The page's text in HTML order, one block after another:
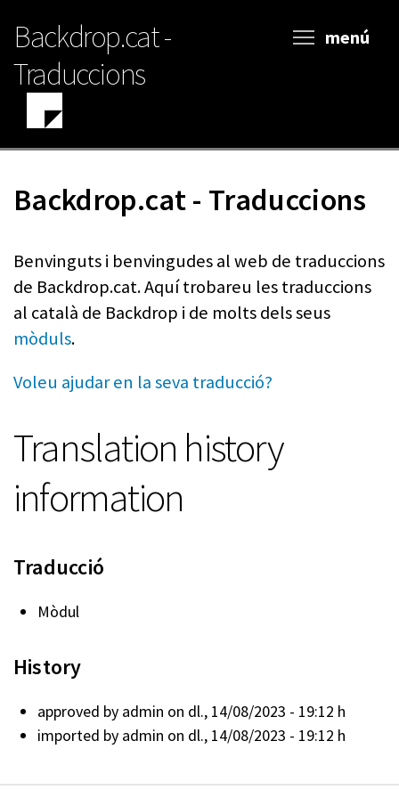
contingut
Backdrop.cat -
Traduccions
menú
Backdrop.cat - Traduccions
Benvinguts i benvingudes al web de traduccions
de Backdrop.cat. Aquí trobareu les traduccions
al català de Backdrop i de molts dels seus
mòduls.
Voleu ajudar en la seva traducció?
Translation history
information
Traducció
Mòdul
History
approved by admin on dl., 14/08/2023 - 19:12 h
imported by admin on dl., 14/08/2023 - 19:12 h